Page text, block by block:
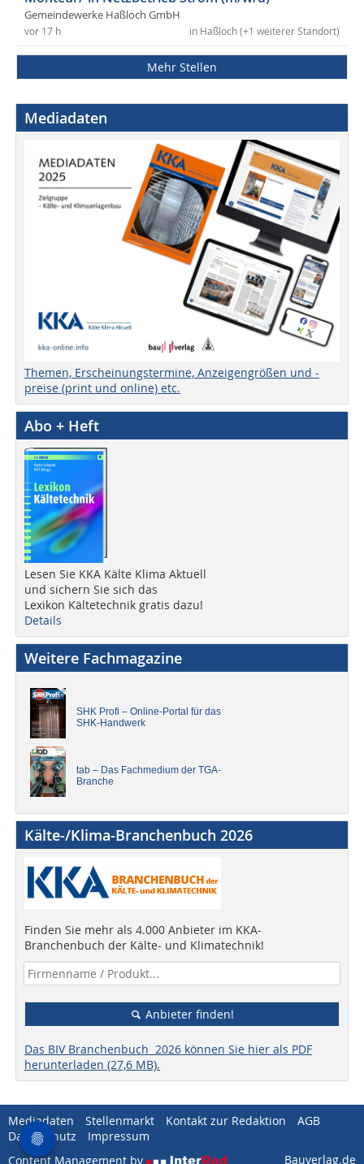
Gemeindewerke Haßloch GmbH
in Haßloch (+1 weiterer Standort)
vor 17 h
Mehr Stellen
Mediadaten
Themen, Erscheinungstermine, Anzeigengrößen und -
preise (print und online) etc.
Abo + Heft
Lesen Sie KKA Kälte Klima Aktuell
und sichern Sie sich das
Lexikon Kältetechnik gratis dazu!
Details
Weitere Fachmagazine
SHK Profi – Online-Portal für das
SHK-Handwerk
tab – Das Fachmedium der TGA-
Branche
Kälte-/Klima-Branchenbuch 2026
Finden Sie mehr als 4.000 Anbieter im KKA-
Branchenbuch der Kälte- und Klimatechnik!
Anbieter finden!
Das BIV Branchenbuch 2026 können Sie hier als PDF
herunterladen (27,6 MB).
Mediadaten Stellenmarkt Kontakt zur Redaktion
AGB
Datenschutz
Impressum
Content Management by
Bauverlag.de